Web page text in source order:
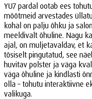
YU7 pardal ootab ees
mõõtmeid arvestades
kohal on palju õhku ja
meeldivalt õhuline. Nagu
ajal, on muljetavaldav, et
tõsiselt pingutatud, see
huvitav polster ja väga
väga õhuline ja kindlasti
olla – tohutu interaktiivne
valikuga.